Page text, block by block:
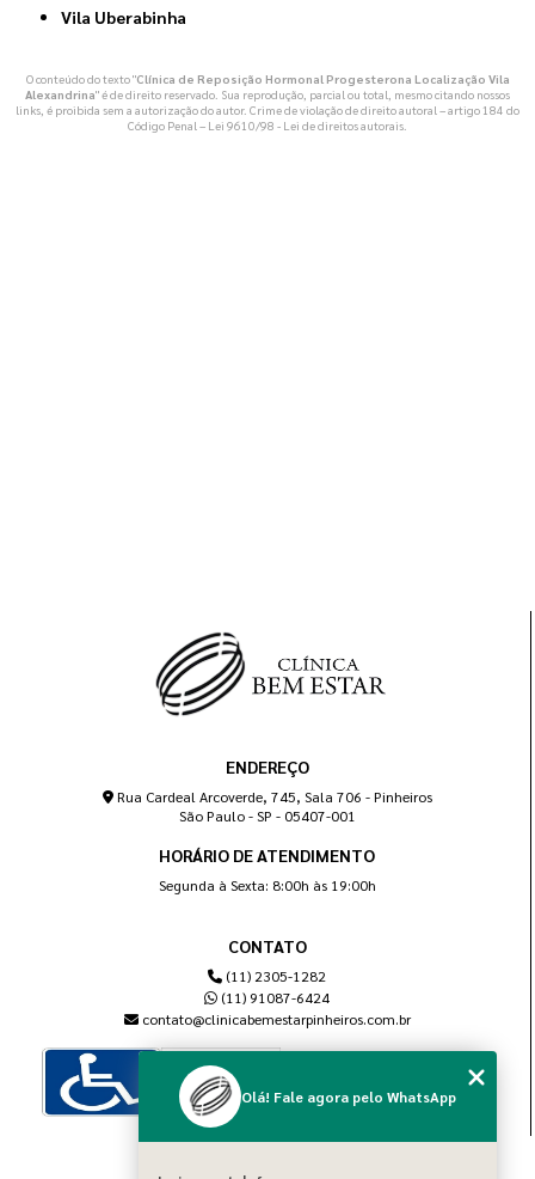
Vila Uberabinha
O conteúdo do texto "Clínica de Reposição Hormonal Progesterona Localização Vila
Alexandrina" é de direito reservado. Sua reprodução, parcial ou total, mesmo citando nossos
links, é proibida sem a autorização do autor. Crime de violação de direito autoral – artigo 184 do
Código Penal – Lei 9610/98 - Lei de direitos autorais
ENDEREÇO
Rua Cardeal Arcoverde, 745, Sala 706 - Pinheiros
São Paulo - SP - 05407-001
HORÁRIO DE ATENDIMENTO
Segunda à Sexta: 8:00h às 19:00h
CONTATO
(11) 2305-1282
(11) 91087-6424
contato@clinicabemestarpinheiros.com.br
Olá! Fale agora pelo WhatsApp